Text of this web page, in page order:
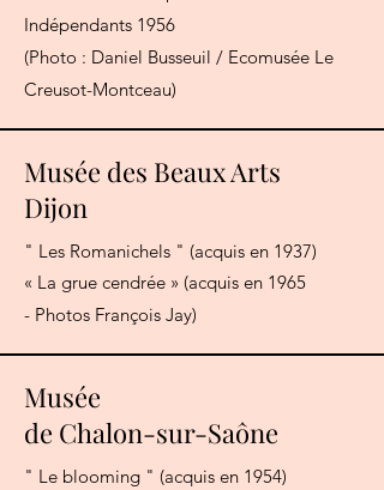
Indépendants 1956
(Photo : Daniel Busseuil / Ecomusée Le
Creusot-Montceau)
Musée des Beaux Arts
Dijon
" Les Romanichels " (acquis en 1937)
« La grue cendrée » (acquis en 1965
- Photos François Jay)
Musée
de Chalon-sur-Saône
" Le blooming " (acquis en 1954)